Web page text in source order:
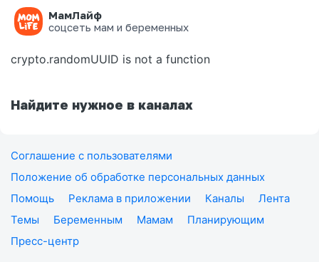
МамЛайф
соцсеть мам и беременных
Ошибка на странице
crypto.randomUUID is not a function
Найдите нужное в каналах
Соглашение с пользователями
Положение об обработке персональных данных
Помощь
Реклама в приложении Каналы
Лента
Темы
Беременным Мамам
Планирующим
Пресс-центр